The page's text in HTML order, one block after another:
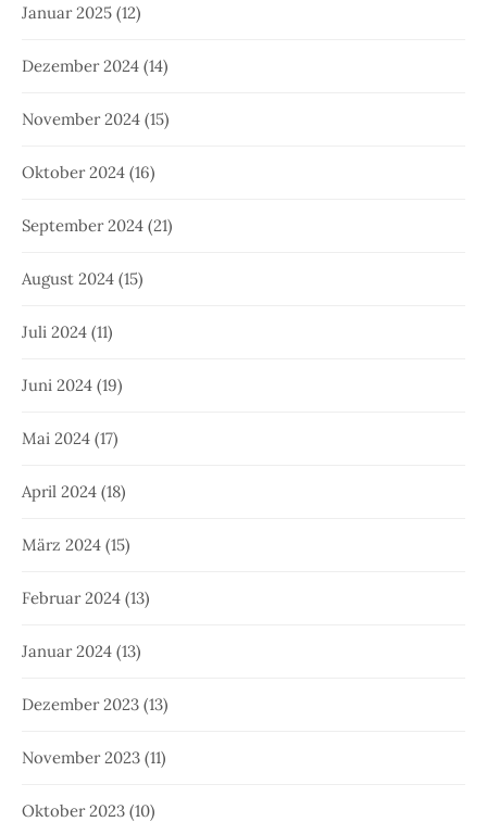
Januar 2025 (12)
Dezember 2024 (14)
November 2024 (15)
Oktober 2024 (16)
September 2024 (21)
August 2024 (15)
Juli 2024 (11)
Juni 2024 (19)
Mai 2024 (17)
April 2024 (18)
März 2024 (15)
Februar 2024 (13)
Januar 2024 (13)
Dezember 2023 (13)
November 2023 (11)
Oktober 2023 (10)